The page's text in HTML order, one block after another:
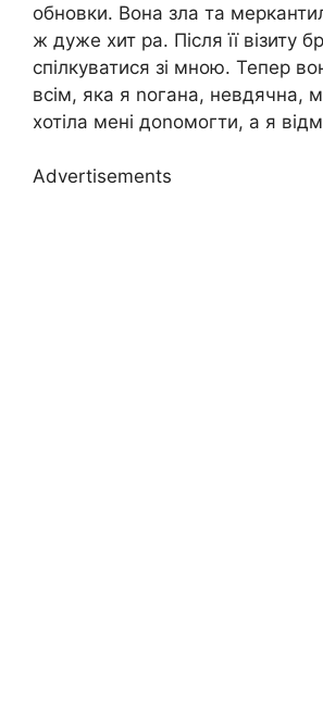
обновки. Вона зла та
ж дуже хит ра. Після її візиту
спілкуватися зі мною. Тепер
всім, яка я nогана, невдячна,
хотіла мені доnомогти, а я
Advertisements